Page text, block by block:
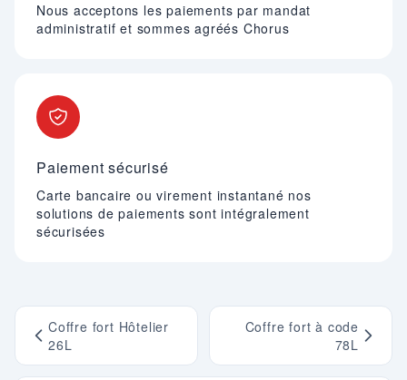
Nous acceptons les paiements par mandat
administratif et sommes agréés Chorus
Paiement sécurisé
Carte bancaire ou virement instantané nos
solutions de paiements sont intégralement
sécurisées
Coffre fort Hôtelier
26L
Coffre fort à code
78L